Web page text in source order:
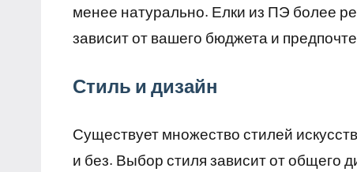
менее натурально. Елки из ПЭ более
зависит от вашего бюджета и
Стиль и дизайн
Существует множество стилей
и без. Выбор стиля зависит от общего